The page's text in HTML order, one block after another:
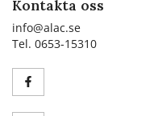
Kontakta oss
info@alac.se
Tel. 0653-15310